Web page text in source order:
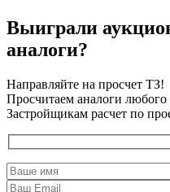
Выиграли
аналоги?
Направляйте на просчет ТЗ!
Просчитаем аналоги любого
Застройщикам расчет по